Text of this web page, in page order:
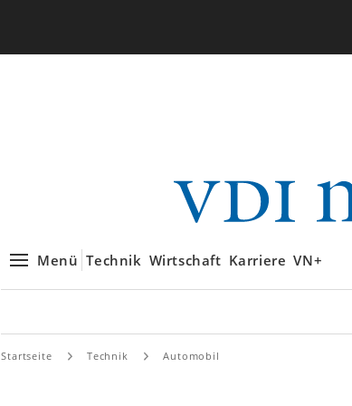
Menü Technik Wirtschaft Karriere VN+
Startseite Technik Automobil